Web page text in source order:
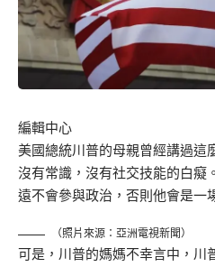
編輯中心
美國總統川普的母親曾經講過這
沒有常識，沒有社交技能的白癡
遠不會參與政治，否則他會是一
（照片來源：亞洲電視新聞）
可是，川普的媽媽不幸言中，川